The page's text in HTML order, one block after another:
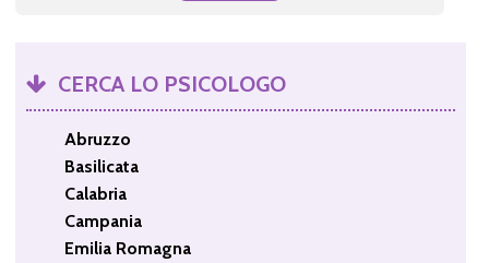
CERCA LO PSICOLOGO
Abruzzo
Basilicata
Calabria
Campania
Emilia Romagna